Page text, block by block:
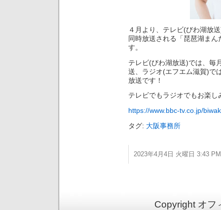
４月より、テレビ(びわ湖放
同時放送される「琵琶湖ま
す。
テレビ(びわ湖放送)では、毎
送、ラジオ(エフエム滋賀)で
放送です！
テレビでもラジオでもお楽し
https://www.bbc-tv.co.jp/
タグ: 大阪事務所
2023年4月4日 火曜日 3:43
Copyright オ